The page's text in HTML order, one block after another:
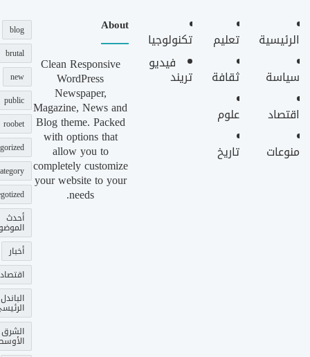
الرئيسية
سياسة
اقتصاد
منوعات
تعليم
ثقافة
علوم
تاريخ
تكنولوجيا
فيديو
تريند
About
Clean Responsive
WordPress
Newspaper,
Magazine, News and
Blog theme. Packed
with options that
allow you to
completely customize
your website to your
needs.
blog
brutal
new
public
roobet
أحدث
أخبار
اقتصاد
الباندل
الشرق